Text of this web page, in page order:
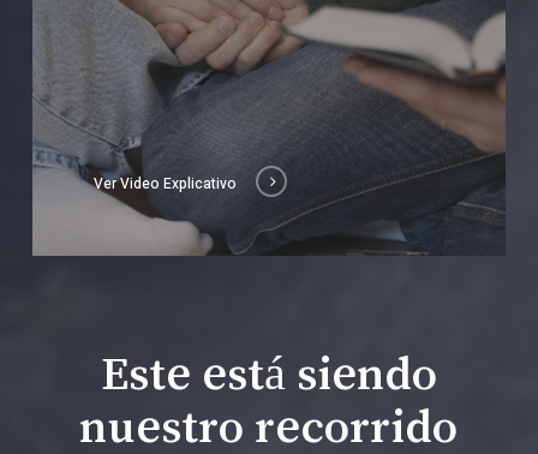
Ver Video Explicativo
Este está siendo
nuestro recorrido